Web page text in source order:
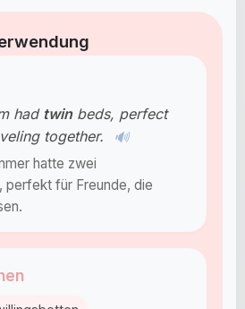
had twinbeds, perfect
together.
🔊
hatte zwei
perfekt für Freunde, die